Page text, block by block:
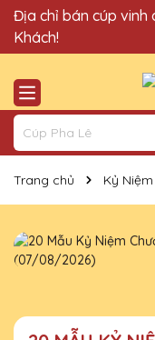
Quà Tặng Cúp Pha
Khách!
Địa chỉ bán cúp vinh
Trang chủ Kỷ